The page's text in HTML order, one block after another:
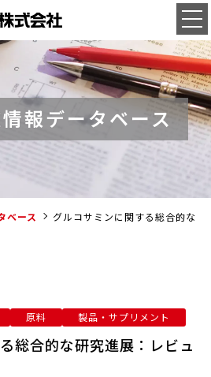
報データベース
ベース
グルコサミンに関する総合的な
原料 製品・サプリメント
総合的な研究進展：レビュ